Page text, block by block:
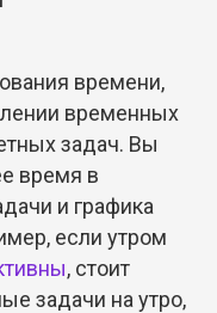
времени,
временных
задач. Вы
время в
и графика
если утром
, стоит
задачи на утро,